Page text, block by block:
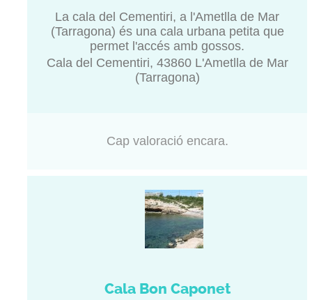
La cala del Cementiri, a l'Ametlla de Mar
(Tarragona) és una cala urbana petita que
permet l'accés amb gossos.
Cala del Cementiri, 43860 L'Ametlla de Mar
(Tarragona)
Cap valoració encara.
Cala Bon Caponet